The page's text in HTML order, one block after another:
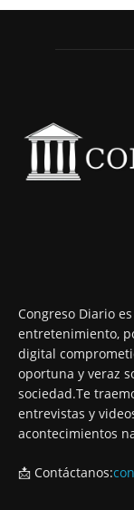
Congreso Diario
entretenimiento,
digital
oportuna y veraz
sociedad.Te
entrevistas y
acontecimientos
📩 Contáctanos: